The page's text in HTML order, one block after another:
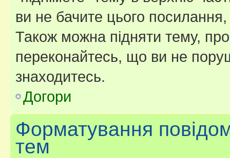
ви не бачите цього
Також можна підняти тему,
переконайтесь, що ви не
знаходитесь.
Догори
Форматування
тем